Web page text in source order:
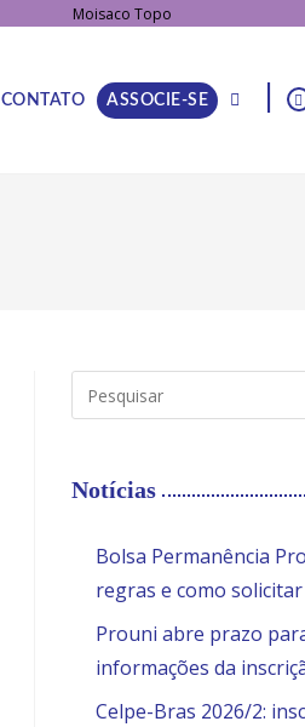
|
CONTATO ASSOCIE-SE
Notícias
Bolsa Permanência
regras e como solicitar
Prouni abre prazo
informações da
Celpe-Bras 2026/2: